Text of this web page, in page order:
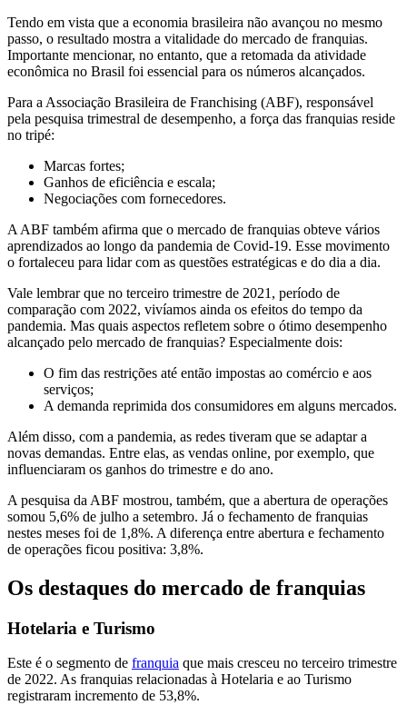
Tendo em vista que a economia brasileira não avançou no mesmo
passo, o resultado mostra a vitalidade do mercado de franquias.
Importante mencionar, no entanto, que a retomada da atividade
econômica no Brasil foi essencial para os números alcançados.
Para a Associação Brasileira de Franchising (ABF), responsável
pela pesquisa trimestral de desempenho, a força das franquias reside
no tripé:
Marcas fortes;
Ganhos de eficiência e escala;
Negociações com fornecedores.
A ABF também afirma que o mercado de franquias obteve vários
aprendizados ao longo da pandemia de Covid-19. Esse movimento
o fortaleceu para lidar com as questões estratégicas e do dia a dia.
Vale lembrar que no terceiro trimestre de 2021, período de
comparação com 2022, vivíamos ainda os efeitos do tempo da
pandemia. Mas quais aspectos refletem sobre o ótimo desempenho
alcançado pelo mercado de franquias? Especialmente dois:
O fim das restrições até então impostas ao comércio e aos
serviços;
A demanda reprimida dos consumidores em alguns mercados.
Além disso, com a pandemia, as redes tiveram que se adaptar a
novas demandas. Entre elas, as vendas online, por exemplo, que
influenciaram os ganhos do trimestre e do ano.
A pesquisa da ABF mostrou, também, que a abertura de operações
somou 5,6% de julho a setembro. Já o fechamento de franquias
nestes meses foi de 1,8%. A diferença entre abertura e fechamento
de operações ficou positiva: 3,8%.
Os destaques do mercado de franquias
Hotelaria e Turismo
Este é o segmento de franquia que mais cresceu no terceiro trimestre
de 2022. As franquias relacionadas à Hotelaria e ao Turismo
registraram incremento de 53,8%.